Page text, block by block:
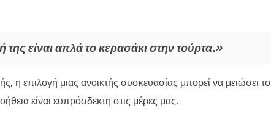
είναι απλά το κερασάκι στην τούρτα.»
η επιλογή μιας ανοικτής συσκευασίας μπορεί να μειώσει το
είναι ευπρόσδεκτη στις μέρες μας.